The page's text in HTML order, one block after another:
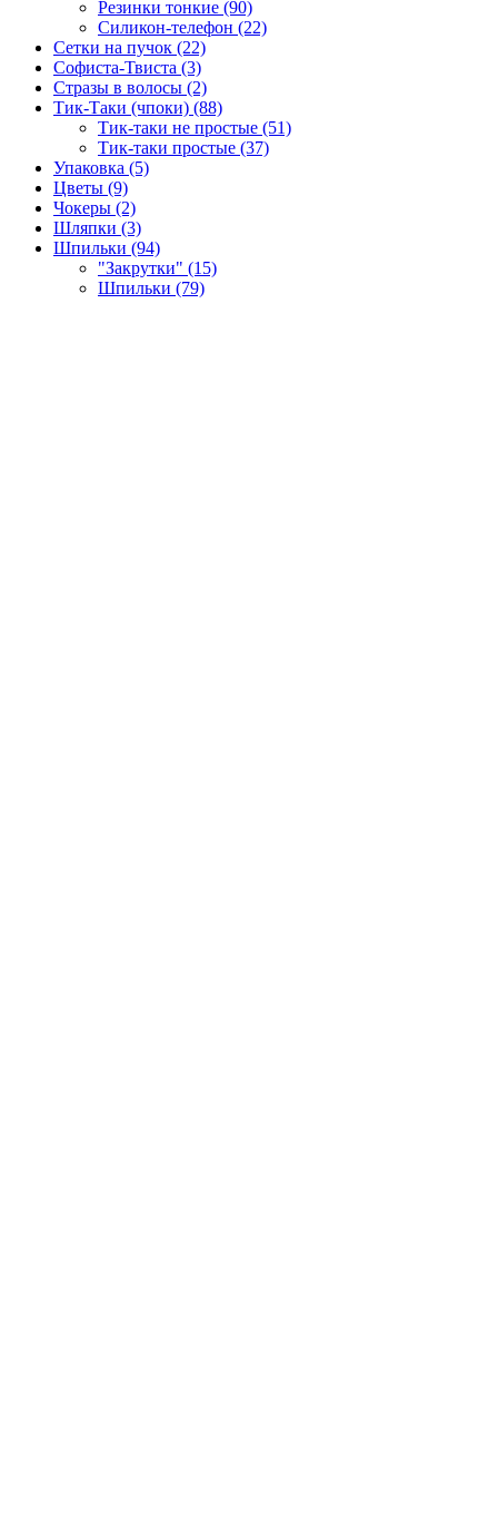
Резинки тонкие (90)
Силикон-телефон (22)
Сетки на пучок (22)
Софиста-Твиста (3)
Стразы в волосы (2)
Тик-Таки (чпоки) (88)
Тик-таки не простые (51)
Тик-таки простые (37)
Упаковка (5)
Цветы (9)
Чокеры (2)
Шляпки (3)
Шпильки (94)
"Закрутки" (15)
Шпильки (79)